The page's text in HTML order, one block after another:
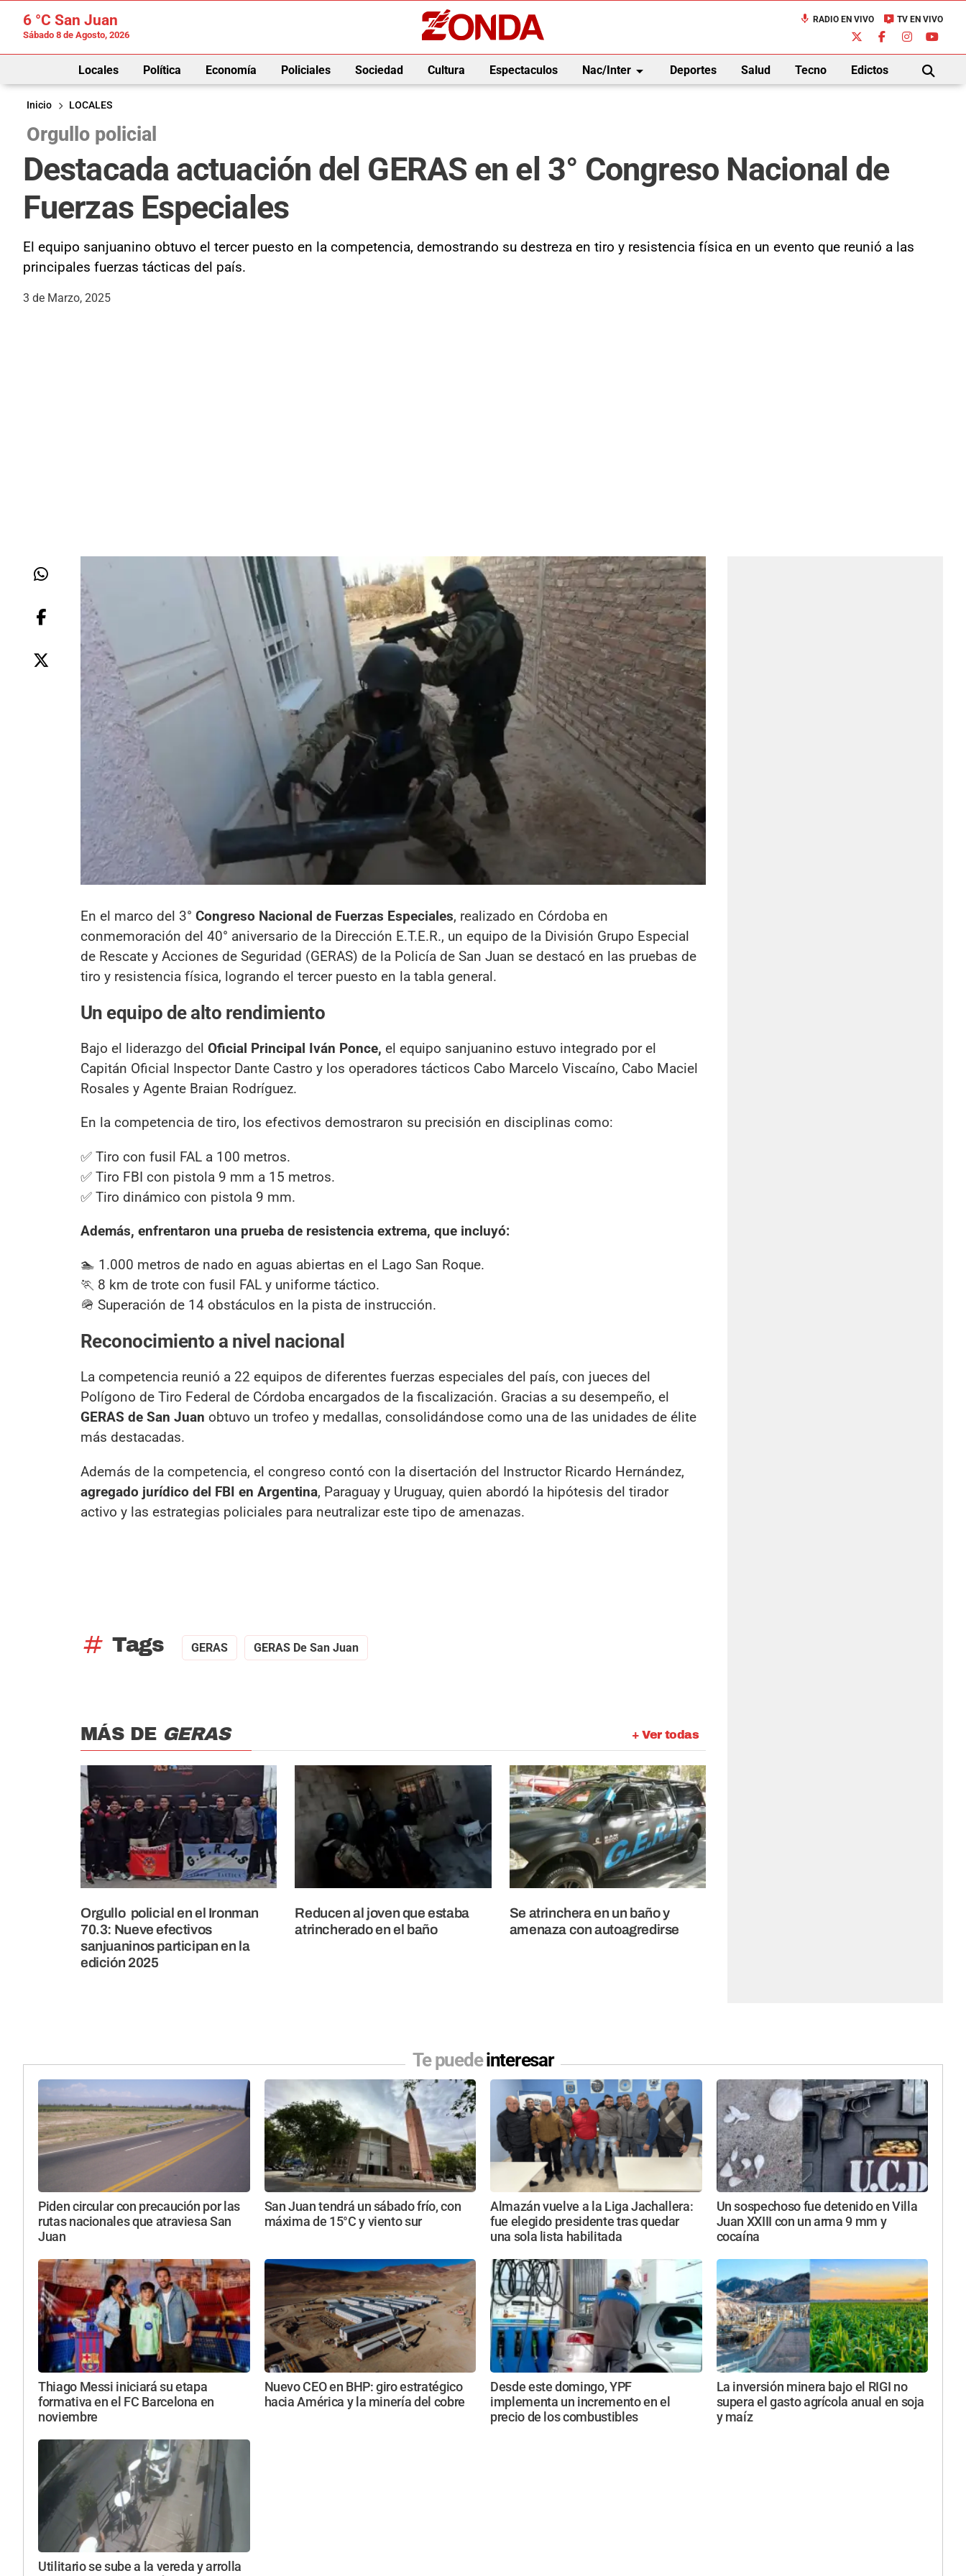
6 °C San Juan
Sábado 8 de Agosto, 2026
mic RADIO EN VIVO live_tv TV EN VIVO
Locales Política Economía Policiales Sociedad Cultura Espectaculos Nac/Interarrow_drop_down Deportes Salud Tecno Edictos
BUSCAR
Inicio
LOCALES
Orgullo policial
Destacada actuación del GERAS en el 3° Congreso Nacional de
Fuerzas Especiales
El equipo sanjuanino obtuvo el tercer puesto en la competencia, demostrando su destreza en tiro y resistencia física en un evento que reunió a las
principales fuerzas tácticas del país.
3 de Marzo, 2025
En el marco del 3° Congreso Nacional de Fuerzas Especiales, realizado en Córdoba en
conmemoración del 40° aniversario de la Dirección E.T.E.R., un equipo de la División Grupo Especial
de Rescate y Acciones de Seguridad (GERAS) de la Policía de San Juan se destacó en las pruebas de
tiro y resistencia física, logrando el tercer puesto en la tabla general.
Un equipo de alto rendimiento
Bajo el liderazgo del Oficial Principal Iván Ponce, el equipo sanjuanino estuvo integrado por el
Capitán Oficial Inspector Dante Castro y los operadores tácticos Cabo Marcelo Viscaíno, Cabo Maciel
Rosales y Agente Braian Rodríguez.
En la competencia de tiro, los efectivos demostraron su precisión en disciplinas como:
✅ Tiro con fusil FAL a 100 metros.
✅ Tiro FBI con pistola 9 mm a 15 metros.
✅ Tiro dinámico con pistola 9 mm.
Además, enfrentaron una prueba de resistencia extrema, que incluyó:
🏊 1.000 metros de nado en aguas abiertas en el Lago San Roque.
🏃 8 km de trote con fusil FAL y uniforme táctico.
🪖 Superación de 14 obstáculos en la pista de instrucción.
Reconocimiento a nivel nacional
La competencia reunió a 22 equipos de diferentes fuerzas especiales del país, con jueces del
Polígono de Tiro Federal de Córdoba encargados de la fiscalización. Gracias a su desempeño, el
GERAS de San Juan obtuvo un trofeo y medallas, consolidándose como una de las unidades de élite
más destacadas.
Además de la competencia, el congreso contó con la disertación del Instructor Ricardo Hernández,
agregado jurídico del FBI en Argentina, Paraguay y Uruguay, quien abordó la hipótesis del tirador
activo y las estrategias policiales para neutralizar este tipo de amenazas.
tag Tags GERAS GERAS De San Juan
+ Ver todas
MÁS DE GERAS
Orgullo policial en el Ironman
70.3: Nueve efectivos
sanjuaninos participan en la
edición 2025
Reducen al joven que estaba
atrincherado en el baño
Se atrinchera en un baño y
amenaza con autoagredirse
Te puedeinteresar
Piden circular con precaución por las
rutas nacionales que atraviesa San
Juan
San Juan tendrá un sábado frío, con
máxima de 15°C y viento sur
Almazán vuelve a la Liga Jachallera:
fue elegido presidente tras quedar
una sola lista habilitada
Un sospechoso fue detenido en Villa
Juan XXIII con un arma 9 mm y
cocaína
Thiago Messi iniciará su etapa
formativa en el FC Barcelona en
noviembre
Nuevo CEO en BHP: giro estratégico
hacia América y la minería del cobre
Desde este domingo, YPF
implementa un incremento en el
precio de los combustibles
La inversión minera bajo el RIGI no
supera el gasto agrícola anual en soja
y maíz
Utilitario se sube a la vereda y arrolla